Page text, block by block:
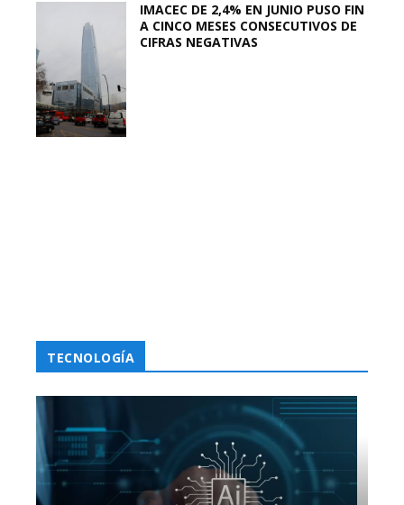
IMACEC DE 2,4% EN JUNIO PUSO FIN
A CINCO MESES CONSECUTIVOS DE
CIFRAS NEGATIVAS
TECNOLOGÍA